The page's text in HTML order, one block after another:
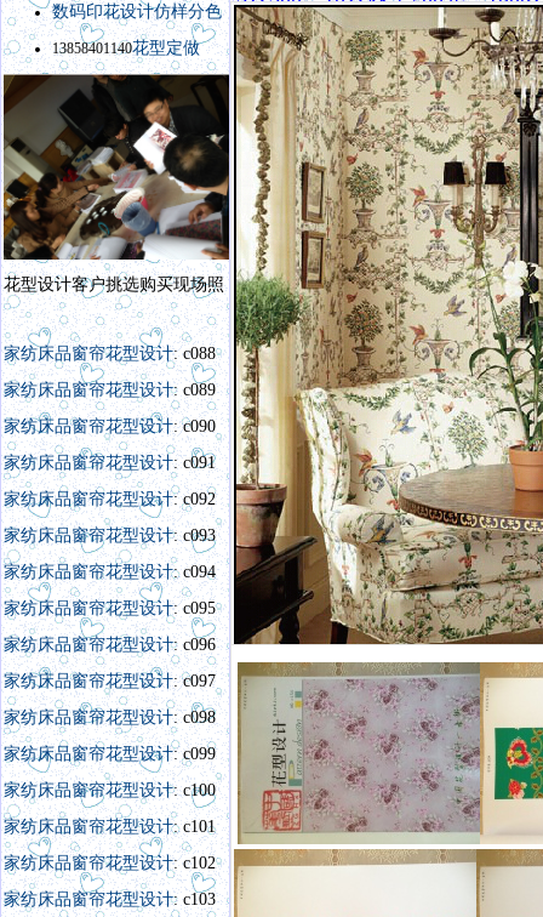
数码印花设计仿样分色
13858401140花型定做
花型设计客户挑选购买现场照
家纺床品窗帘花型设计: c088
家纺床品窗帘花型设计: c089
家纺床品窗帘花型设计: c090
家纺床品窗帘花型设计: c091
家纺床品窗帘花型设计: c092
家纺床品窗帘花型设计: c093
家纺床品窗帘花型设计: c094
家纺床品窗帘花型设计: c095
家纺床品窗帘花型设计: c096
家纺床品窗帘花型设计: c097
家纺床品窗帘花型设计: c098
家纺床品窗帘花型设计: c099
家纺床品窗帘花型设计: c100
家纺床品窗帘花型设计: c101
家纺床品窗帘花型设计: c102
家纺床品窗帘花型设计: c103
QQ8535370，电话
花型设计一条街开心一刻：